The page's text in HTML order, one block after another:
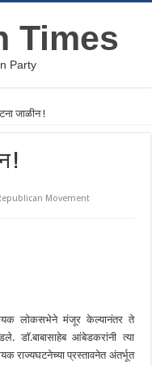
Times
Party
जाळीन !
!
Movement
लोकसभेने मंजूर केल्यानंतर ते
डाॅ.बाबासाहेब आंबेडकरांनी त्या
राज्यघटनेच्या प्रस्तावनेत अंतर्भूत